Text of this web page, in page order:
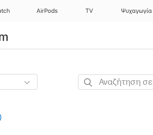
AirPods TV Ψυχαγωγία
Αναζήτηση